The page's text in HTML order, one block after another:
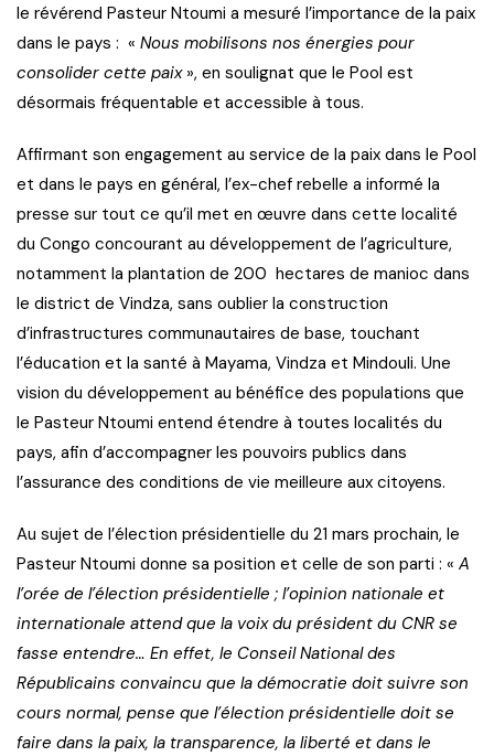
le révérend Pasteur Ntoumi a mesuré l’importance de la paix
dans le pays : « Nous mobilisons nos énergies pour
consolider cette paix », en soulignat que le Pool est
désormais fréquentable et accessible à tous.
Affirmant son engagement au service de la paix dans le Pool
et dans le pays en général, l’ex-chef rebelle a informé la
presse sur tout ce qu’il met en œuvre dans cette localité
du Congo concourant au développement de l’agriculture,
notamment la plantation de 200 hectares de manioc dans
le district de Vindza, sans oublier la construction
d’infrastructures communautaires de base, touchant
l’éducation et la santé à Mayama, Vindza et Mindouli. Une
vision du développement au bénéfice des populations que
le Pasteur Ntoumi entend étendre à toutes localités du
pays, afin d’accompagner les pouvoirs publics dans
l’assurance des conditions de vie meilleure aux citoyens.
Au sujet de l’élection présidentielle du 21 mars prochain, le
Pasteur Ntoumi donne sa position et celle de son parti : « A
l’orée de l’élection présidentielle ; l’opinion nationale et
internationale attend que la voix du président du CNR se
fasse entendre… En effet, le Conseil National des
Républicains convaincu que la démocratie doit suivre son
cours normal, pense que l’élection présidentielle doit se
faire dans la paix, la transparence, la liberté et dans le